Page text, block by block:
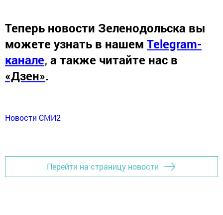
Теперь новости Зеленодольска вы
можете узнать в нашем Telegram-
канале, а также читайте нас в
«Дзен».
Новости СМИ2
Перейти на страницу новости